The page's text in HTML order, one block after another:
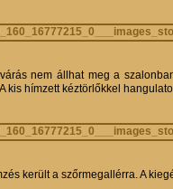
nem állhat meg a
kis hímzett kéztörlőkkel
került a szőrmegallérra. A